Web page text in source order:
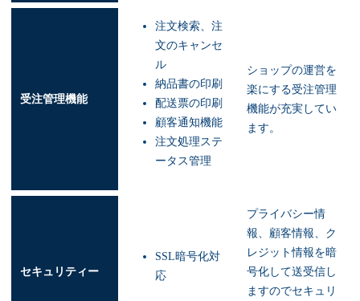
受注管理機能
注文検索、注
文のキャンセ
ル
納品書の印刷
配送票の印刷
顧客通知機能
注文処理ステ
ータス管理
ショップの運営を
楽にする受注管理
機能が充実してい
ます。
セキュリティー
SSL暗号化対
応
プライバシー情
報、顧客情報、ク
レジット情報を暗
号化して送受信し
ますのでセキュリ